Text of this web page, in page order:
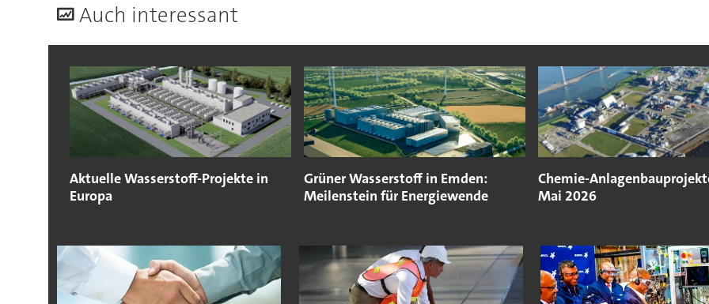
Auch interessant
Aktuelle Wasserstoff-Projekte in
Europa
Grüner Wasserstoff in Emden:
Meilenstein für Energiewende
Chemie-
Mai 2026